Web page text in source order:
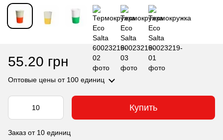
55.20 грн
Оптовые цены от 100 единиц
Купить
Заказ от 10 единиц